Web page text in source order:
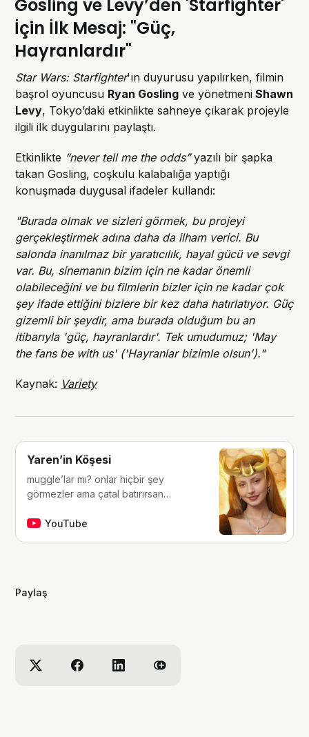
Gosling ve Levy’den 'Starfighter'
İçin İlk Mesaj: "Güç,
Hayranlardır"
Star Wars: Starfighter'ın duyurusu yapılırken, filmin
başrol oyuncusu Ryan Gosling ve yönetmeni Shawn
Levy, Tokyo’daki etkinlikte sahneye çıkarak projeyle
ilgili ilk duygularını paylaştı.
Etkinlikte “never tell me the odds”yazılı bir şapka
takan Gosling, coşkulu kalabalığa yaptığı
konuşmada duygusal ifadeler kullandı:
"Burada olmak ve sizleri görmek, bu projeyi
gerçekleştirmek adına daha da ilham verici. Bu
salonda inanılmaz bir yaratıcılık, hayal gücü ve sevgi
var. Bu, sinemanın bizim için ne kadar önemli
olabileceğini ve bu filmlerin bizler için ne kadar çok
şey ifade ettiğini bizlere bir kez daha hatırlatıyor. Güç
gizemli bir şeydir, ama burada olduğum bu an
itibarıyla 'güç, hayranlardır'. Tek umudumuz; 'May
the fans be with us' ('Hayranlar bizimle olsun')."
Kaynak: Variety
Yaren’in Köşesi
muggle’lar mı? onlar hiçbir şey
görmezler ama çatal batırırsan
çocukluğumdan beri tutkunu olduğum
de bana eşlik etmek isterseniz,
YouTube
Paylaş